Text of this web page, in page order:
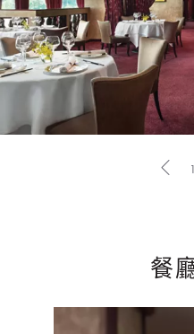
餐